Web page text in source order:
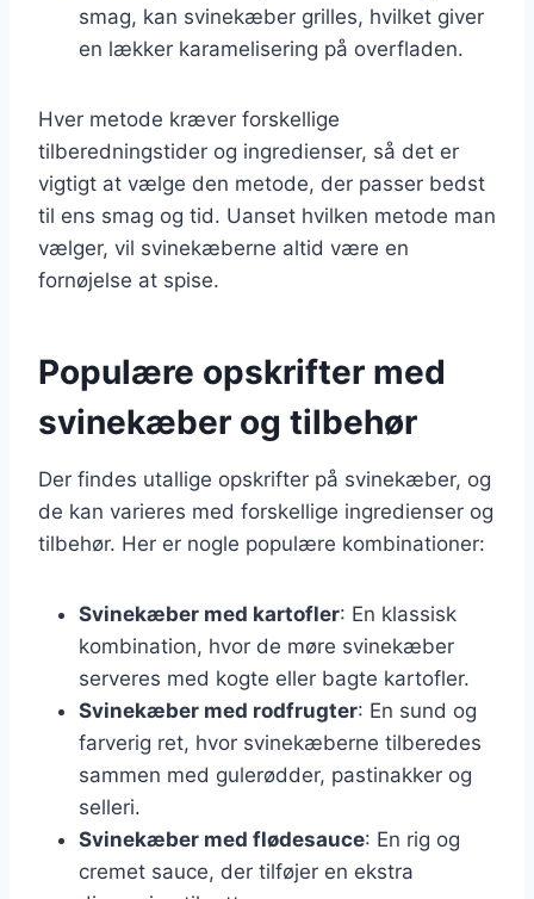
smag, kan svinekæber grilles, hvilket giver
en lækker karamelisering på overfladen.
Hver metode kræver forskellige
tilberedningstider og ingredienser, så det er
vigtigt at vælge den metode, der passer bedst
til ens smag og tid. Uanset hvilken metode man
vælger, vil svinekæberne altid være en
fornøjelse at spise.
Populære opskrifter med
svinekæber og tilbehør
Der findes utallige opskrifter på svinekæber, og
de kan varieres med forskellige ingredienser og
tilbehør. Her er nogle populære kombinationer:
Svinekæber med kartofler: En klassisk
kombination, hvor de møre svinekæber
serveres med kogte eller bagte kartofler.
Svinekæber med rodfrugter: En sund og
farverig ret, hvor svinekæberne tilberedes
sammen med gulerødder, pastinakker og
selleri.
Svinekæber med flødesauce: En rig og
cremet sauce, der tilføjer en ekstra